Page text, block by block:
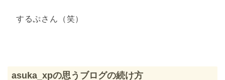
するぷさん（笑）
asuka_xpの思うブログの続け方